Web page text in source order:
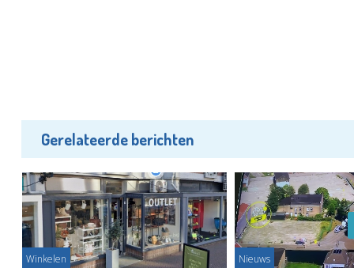
Gerelateerde berichten
Winkelen Nieuws